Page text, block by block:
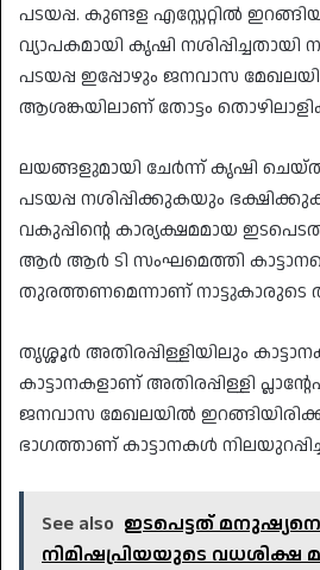
പടയപ്പ. കുണ്ടള എസ്റ്റേറ്റിൽ
വ്യാപകമായി കൃഷി
പടയപ്പ ഇപ്പോഴും ജനവാസ
ആശങ്കയിലാണ് തോട്ടം
ലയങ്ങളുമായി ചേർന്ന് കൃഷി
പടയപ്പ നശിപ്പിക്കുകയും
വകുപ്പിന്റെ കാര്യക്ഷമമായ
ആർ ആർ ടി സംഘമെത്തി
തുരത്തണമെന്നാണ് നാട്ടുകാരുടെ
തൃശ്ശൂർ അതിരപ്പിള്ളിയിലും
കാട്ടാനകളാണ് അതിരപ്പിള്ളി
ജനവാസ മേഖലയിൽ
ഭാഗത്താണ് കാട്ടാനകൾ
See also ഇടപെട്ടത്
നിമിഷപ്രിയയുടെ വധശിക്ഷ